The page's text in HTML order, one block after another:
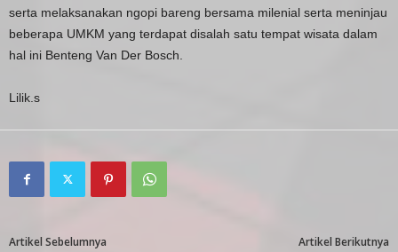
serta melaksanakan ngopi bareng bersama milenial serta meninjau
beberapa UMKM yang terdapat disalah satu tempat wisata dalam
hal ini Benteng Van Der Bosch.
Lilik.s
Artikel Sebelumnya Artikel Berikutnya